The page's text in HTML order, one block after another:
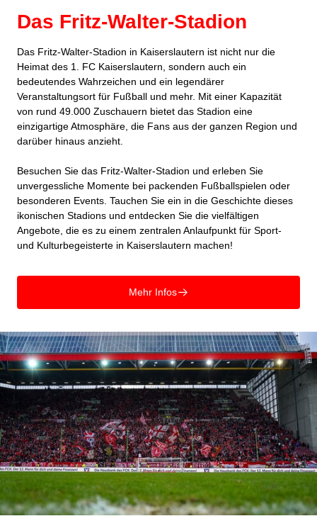
Das Fritz-Walter-Stadion
Das Fritz-Walter-Stadion in Kaiserslautern ist nicht nur die
Heimat des 1. FC Kaiserslautern, sondern auch ein
bedeutendes Wahrzeichen und ein legendärer
Veranstaltungsort für Fußball und mehr. Mit einer Kapazität
von rund 49.000 Zuschauern bietet das Stadion eine
einzigartige Atmosphäre, die Fans aus der ganzen Region und
darüber hinaus anzieht.
Besuchen Sie das Fritz-Walter-Stadion und erleben Sie
unvergessliche Momente bei packenden Fußballspielen oder
besonderen Events. Tauchen Sie ein in die Geschichte dieses
ikonischen Stadions und entdecken Sie die vielfältigen
Angebote, die es zu einem zentralen Anlaufpunkt für Sport-
und Kulturbegeisterte in Kaiserslautern machen!
Mehr Infos􀄫